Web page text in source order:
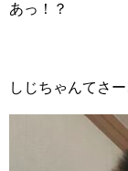
あっ！？
しじちゃんてさー